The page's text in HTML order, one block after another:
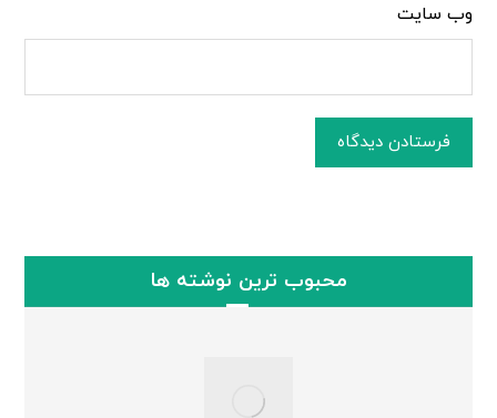
وب‌ سایت
فرستادن دیدگاه
محبوب ترین نوشته ها